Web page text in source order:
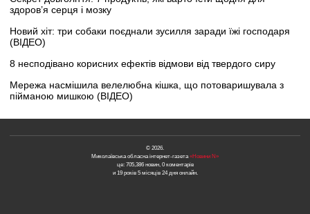
здоров’я серця і мозку
Новий хіт: три собаки поєднали зусилля заради їжі господаря
(ВІДЕО)
8 несподівано корисних ефектів відмови від твердого сиру
Мережа насмішила велелюбна кішка, що потоваришувала з
пійманою мишкою (ВІДЕО)
© 2026.
Миколаївська обласна інтернет-газета«Новини N»
це: 705,386 новин, 0 коментарів
и 19 років 5 місяців 24 дня онлайн.